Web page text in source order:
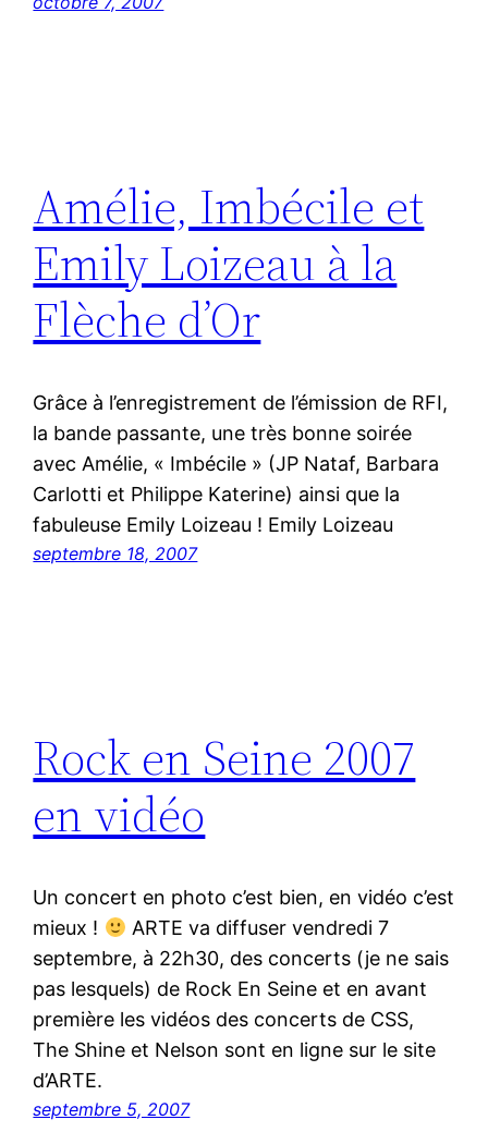
Amélie, Imbécile et
Emily Loizeau à la
Flèche d’Or
Grâce à l’enregistrement de l’émission de RFI,
la bande passante, une très bonne soirée
avec Amélie, « Imbécile » (JP Nataf, Barbara
Carlotti et Philippe Katerine) ainsi que la
fabuleuse Emily Loizeau ! Emily Loizeau
septembre 18, 2007
Rock en Seine 2007
en vidéo
Un concert en photo c’est bien, en vidéo c’est
mieux !
ARTE va diffuser vendredi 7
septembre, à 22h30, des concerts (je ne sais
pas lesquels) de Rock En Seine et en avant
première les vidéos des concerts de CSS,
The Shine et Nelson sont en ligne sur le site
d’ARTE.
septembre 5, 2007